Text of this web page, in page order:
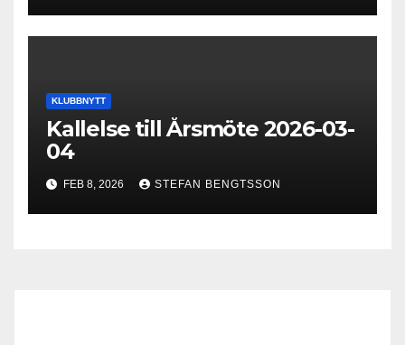
KLUBBNYTT
Kallelse till Årsmöte 2026-03-
04
FEB 8, 2026 STEFAN BENGTSSON